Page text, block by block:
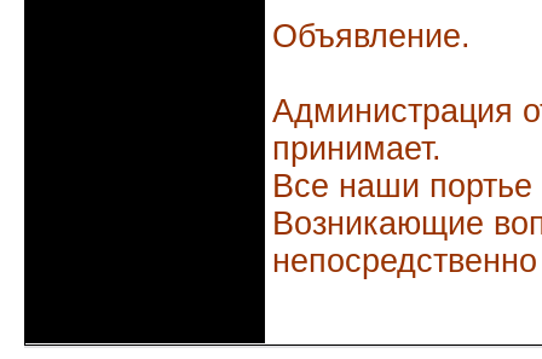
Объявление.
Администрация
принимает.
Все наши
Возникающие